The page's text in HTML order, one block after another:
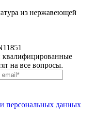
из нержавеющей
квалифицированные
на все вопросы.
персональных данных